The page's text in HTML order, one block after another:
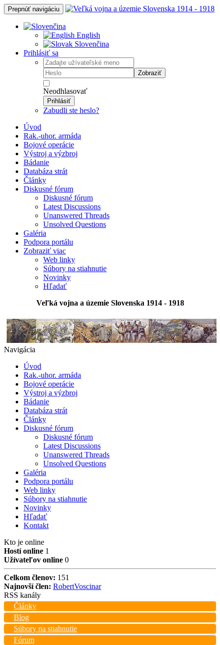
Prepnúť navigáciu
English
Slovenčina
Prihlásiť sa
Zobraziť
Neodhlasovať
Prihlásiť
Zabudli ste heslo?
Úvod
Rak.-uhor. armáda
Bojové operácie
Výstroj a výzbroj
Bádanie
Databáza strát
Články
Diskusné fórum
Diskusné fórum
Latest Discussions
Unanswered Threads
Unsolved Questions
Galéria
Podpora portálu
Zobraziť viac
Web linky
Súbory na stiahnutie
Novinky
Hľadať
Veľká vojna a územie Slovenska 1914 - 1918
Navigácia
Úvod
Rak.-uhor. armáda
Bojové operácie
Výstroj a výzbroj
Bádanie
Databáza strát
Články
Diskusné fórum
Diskusné fórum
Latest Discussions
Unanswered Threads
Unsolved Questions
Galéria
Podpora portálu
Web linky
Súbory na stiahnutie
Novinky
Hľadať
Kontakt
Kto je online
Hostí online 1
Užívateľov online 0
Celkom členov: 151
Najnovší člen: RobertVoscinar
RSS kanály
Články
Blog
Súbory na stiahnutie
Fórum